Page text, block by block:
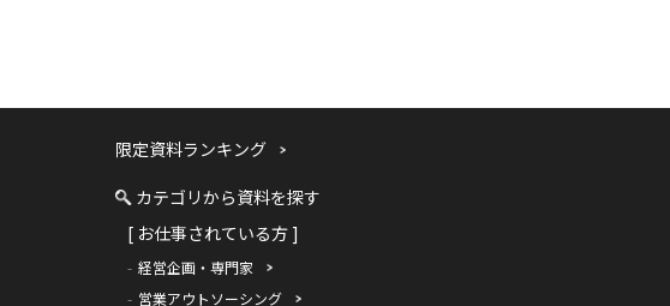
限定資料ランキング
カテゴリから資料を探す
[ お仕事されている方 ]
経営企画・専門家
営業アウトソーシング